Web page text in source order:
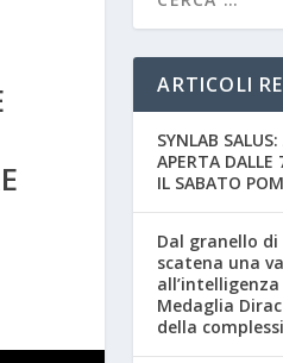
ARTICOLI
SYNLAB
APERTA DALLE
IL SABATO
Dal granello di
scatena una
Medaglia
della